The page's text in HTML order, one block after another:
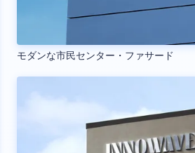
モダンな市民センター・ファサード